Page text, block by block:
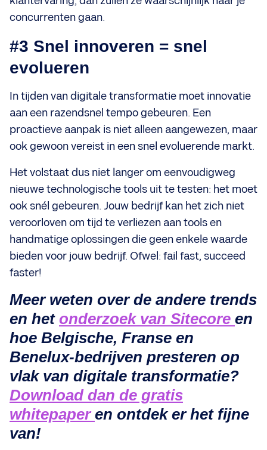
concurrenten gaan.
#3 Snel innoveren = snel
evolueren
In tijden van digitale transformatie moet innovatie
aan een razendsnel tempo gebeuren. Een
proactieve aanpak is niet alleen aangewezen, maar
ook gewoon vereist in een snel evoluerende markt.
Het volstaat dus niet langer om eenvoudigweg
nieuwe technologische tools uit te testen: het moet
ook snél gebeuren. Jouw bedrijf kan het zich niet
veroorloven om tijd te verliezen aan tools en
handmatige oplossingen die geen enkele waarde
bieden voor jouw bedrijf. Ofwel: fail fast, succeed
faster!
Meer weten over de andere trends
en het onderzoek van Sitecore en
hoe Belgische, Franse en
Benelux-bedrijven presteren op
vlak van digitale transformatie?
Download dan de gratis
whitepaperen ontdek er het fijne
van!